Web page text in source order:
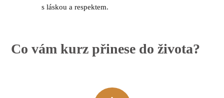
s láskou a respektem.
Co vám kurz přinese do života?